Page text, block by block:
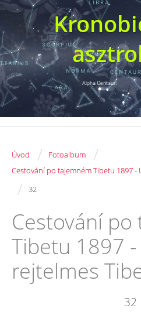
Úvod / Fotoalbum /
Cestování po tajemném Tibetu 1897 -
/ 32
Cestování
Tibetu 1897 -
rejtelmes
32